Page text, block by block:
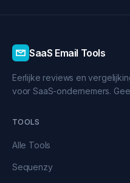
SaaS Email Tools
Eerlijke reviews en
voor SaaS-ondernemers.
TOOLS
Alle Tools
Sequenzy